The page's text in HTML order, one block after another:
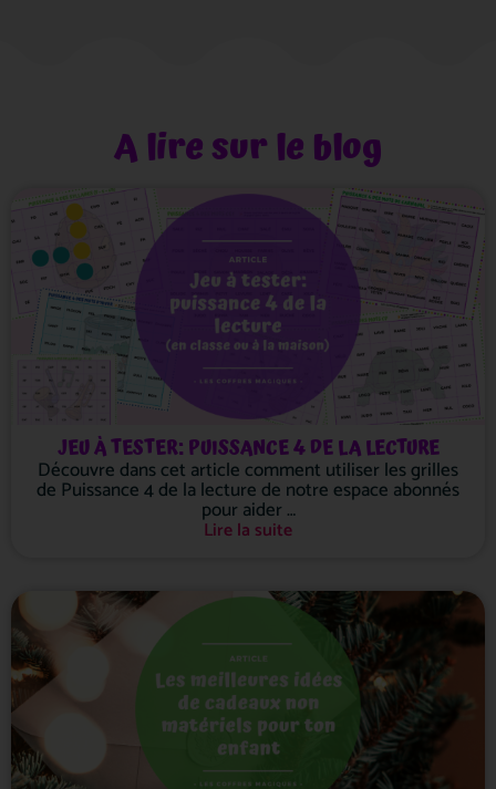
A lire sur le blog
JEU À TESTER: PUISSANCE 4 DE LA LECTURE
Découvre dans cet article comment utiliser les grilles
de Puissance 4 de la lecture de notre espace abonnés
pour aider …
Lire la suite